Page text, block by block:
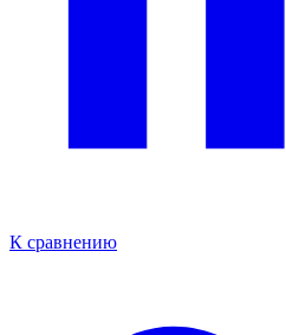
К сравнению